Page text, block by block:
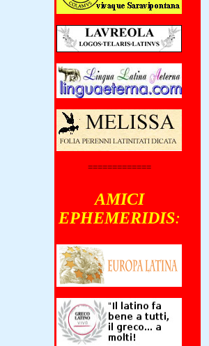
=============
AMICI
EPHEMERIDIS: